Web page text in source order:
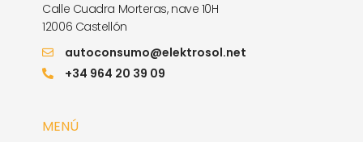
Calle Cuadra Morteras, nave 10H
12006 Castellón
autoconsumo@elektrosol.net
+34 964 20 39 09
MENÚ